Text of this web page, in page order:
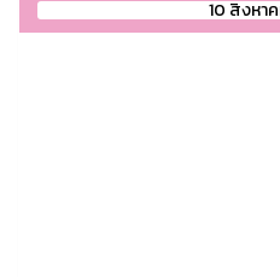
10 สิงหา